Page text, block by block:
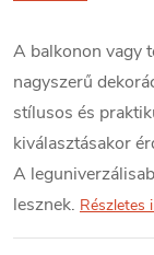
A balkonon vagy
nagyszerű
stílusos és
kiválasztásakor
A
lesznek. Részletes